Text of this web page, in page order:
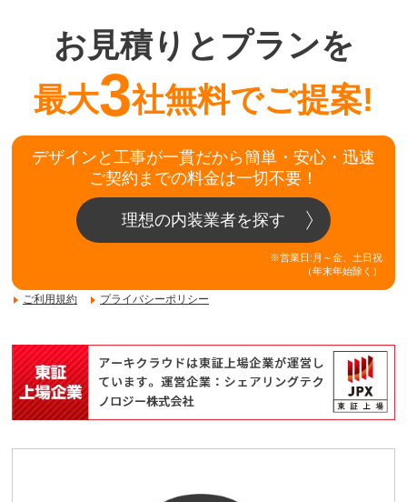
お見積りとプランを
最大3社無料でご提案!
デザインと工事が一貫だから簡単・安心・迅速
ご契約までの料金は一切不要！
理想の内装業者を探す
※営業日:月～金、土日祝
（年末年始除く）
ご利用規約 プライバシーポリシー